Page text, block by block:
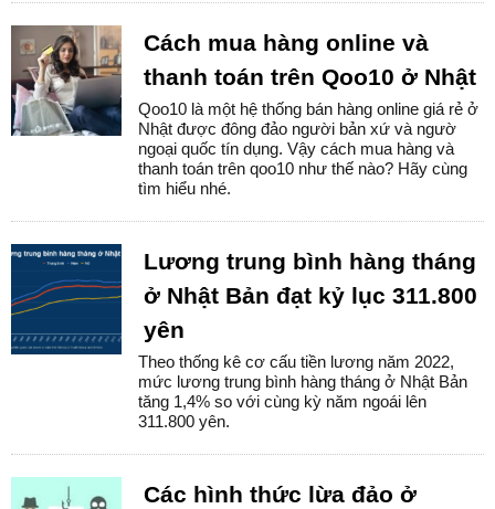
Cách mua hàng online và
thanh toán trên Qoo10 ở Nhật
Qoo10 là một hệ thống bán hàng online giá rẻ ở
Nhật được đông đảo người bản xứ và ngườ
ngoại quốc tín dụng. Vậy cách mua hàng và
thanh toán trên qoo10 như thế nào? Hãy cùng
tìm hiểu nhé.
Lương trung bình hàng tháng
ở Nhật Bản đạt kỷ lục 311.800
yên
Theo thống kê cơ cấu tiền lương năm 2022,
mức lương trung bình hàng tháng ở Nhật Bản
tăng 1,4% so với cùng kỳ năm ngoái lên
311.800 yên.
Các hình thức lừa đảo ở